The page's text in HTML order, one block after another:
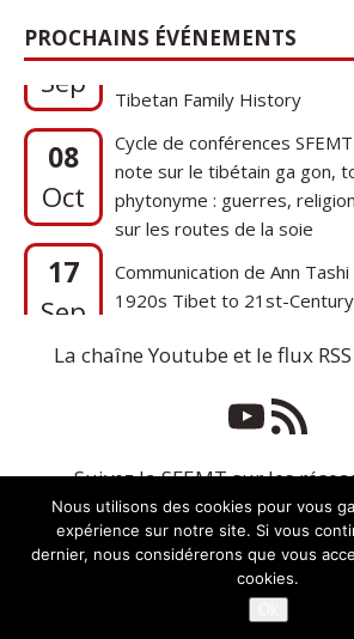
PROCHAINS ÉVÉNEMENTS
17
Sep
Communication de Ann Tashi
1920s Tibet to 21st-Century
08
Oct
note sur le tibétain ga gon,
phytonyme : guerres,
sur les routes de la soie
17
Sep
1920s Tibet to 21st-Century
Tibetan Family History
La chaîne Youtube et le flux
Suivez la SFEMT sur les
Copyright © 2026 | Thème WordPress
Nous utilisons des cookies pour vous
expérience sur notre site. Si vous
dernier, nous considérerons que vous
cookies.